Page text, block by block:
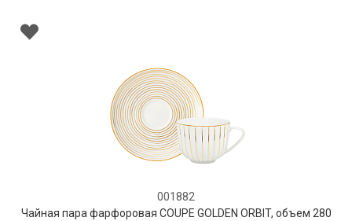
001882
Чайная пара фарфоровая COUPE GOLDEN ORBIT, объем 280